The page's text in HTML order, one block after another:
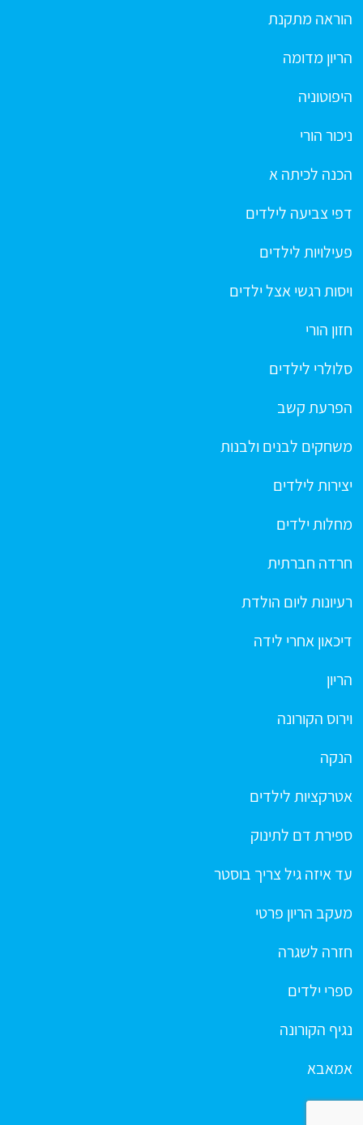
הוראה מתקנת
הריון מדומה
היפוטוניה
ניכור הורי
הכנה לכיתה א
דפי צביעה לילדים
פעילויות לילדים
ויסות רגשי אצל ילדים
חזון הורי
סלולרי לילדים
הפרעת קשב
משחקים לבנים ולבנות
יצירות לילדים
מחלות ילדים
חרדה חברתית
רעיונות ליום הולדת
דיכאון אחרי לידה
הריון
וירוס הקורונה
הנקה
אטרקציות לילדים
ספירת דם לתינוק
עד איזה גיל צריך בוסטר
מעקב הריון פרטי
חזרה לשגרה
ספרי ילדים
נגיף הקורונה
אמאבא